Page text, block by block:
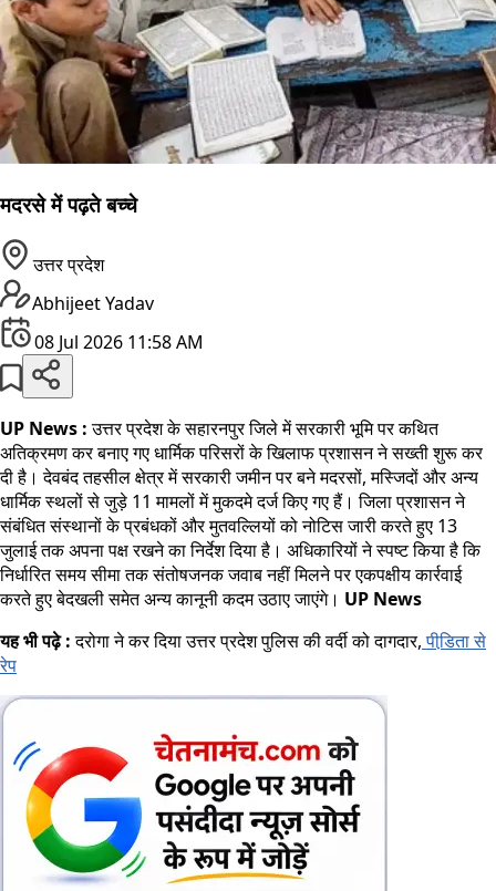
मदरसे में पढ़ते बच्चे
उत्तर प्रदेश
Abhijeet Yadav
08 Jul 2026 11:58 AM
UP News :उत्तर प्रदेश के सहारनपुर जिले में सरकारी भूमि पर कथित
अतिक्रमण कर बनाए गए धार्मिक परिसरों के खिलाफ प्रशासन ने सख्ती शुरू कर
दी है। देवबंद तहसील क्षेत्र में सरकारी जमीन पर बने मदरसों, मस्जिदों और अन्य
धार्मिक स्थलों से जुड़े 11 मामलों में मुकदमे दर्ज किए गए हैं। जिला प्रशासन ने
संबंधित संस्थानों के प्रबंधकों और मुतवल्लियों को नोटिस जारी करते हुए 13
जुलाई तक अपना पक्ष रखने का निर्देश दिया है। अधिकारियों ने स्पष्ट किया है कि
निर्धारित समय सीमा तक संतोषजनक जवाब नहीं मिलने पर एकपक्षीय कार्रवाई
करते हुए बेदखली समेत अन्य कानूनी कदम उठाए जाएंगे। UP News
यह भी पढ़े :दरोगा ने कर दिया उत्तर प्रदेश पुलिस की वर्दी को दागदार,पीडि़ता से
रेप